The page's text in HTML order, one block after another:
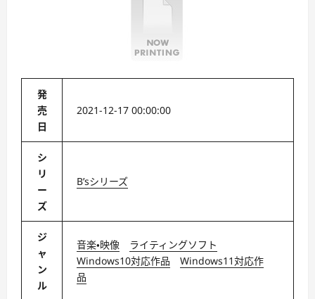
発
売
日
2021-12-17 00:00:00
シ
リ
ー
ズ
B’sシリーズ
ジ
ャ
ン
ル
音楽・映像
ライティングソフト
Windows10対応作品
Windows11対応作
品